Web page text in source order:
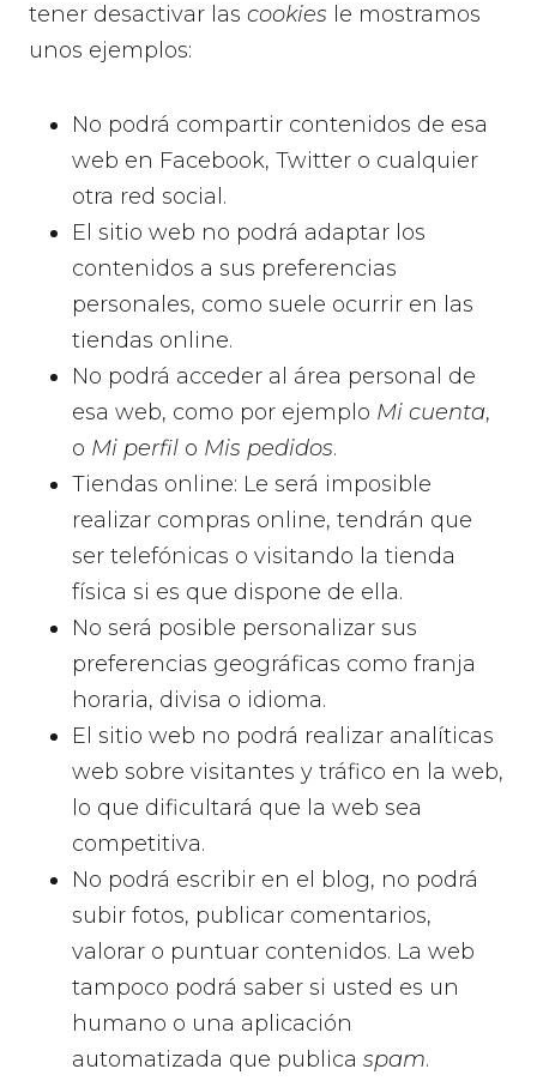
tener desactivar las cookies le mostramos
unos ejemplos:
No podrá compartir contenidos de esa
web en Facebook, Twitter o cualquier
otra red social.
El sitio web no podrá adaptar los
contenidos a sus preferencias
personales, como suele ocurrir en las
tiendas online.
No podrá acceder al área personal de
esa web, como por ejemplo Mi cuenta,
o Mi perfil o Mis pedidos.
Tiendas online: Le será imposible
realizar compras online, tendrán que
ser telefónicas o visitando la tienda
física si es que dispone de ella.
No será posible personalizar sus
preferencias geográficas como franja
horaria, divisa o idioma.
El sitio web no podrá realizar analíticas
web sobre visitantes y tráfico en la web,
lo que dificultará que la web sea
competitiva.
No podrá escribir en el blog, no podrá
subir fotos, publicar comentarios,
valorar o puntuar contenidos. La web
tampoco podrá saber si usted es un
humano o una aplicación
automatizada que publica spam.